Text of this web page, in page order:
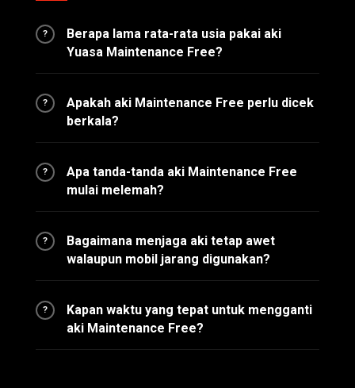
?
Berapa lama rata-rata usia pakai aki
Yuasa Maintenance Free?
?
Apakah aki Maintenance Free perlu dicek
berkala?
?
Apa tanda-tanda aki Maintenance Free
mulai melemah?
?
Bagaimana menjaga aki tetap awet
walaupun mobil jarang digunakan?
?
Kapan waktu yang tepat untuk mengganti
aki Maintenance Free?